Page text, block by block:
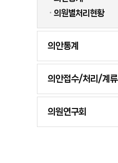
의원별처리현황
의안통계
의안접수/처리/계류
의원연구회